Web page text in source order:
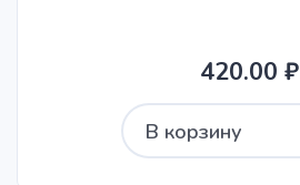
420.00 ₽
В корзину